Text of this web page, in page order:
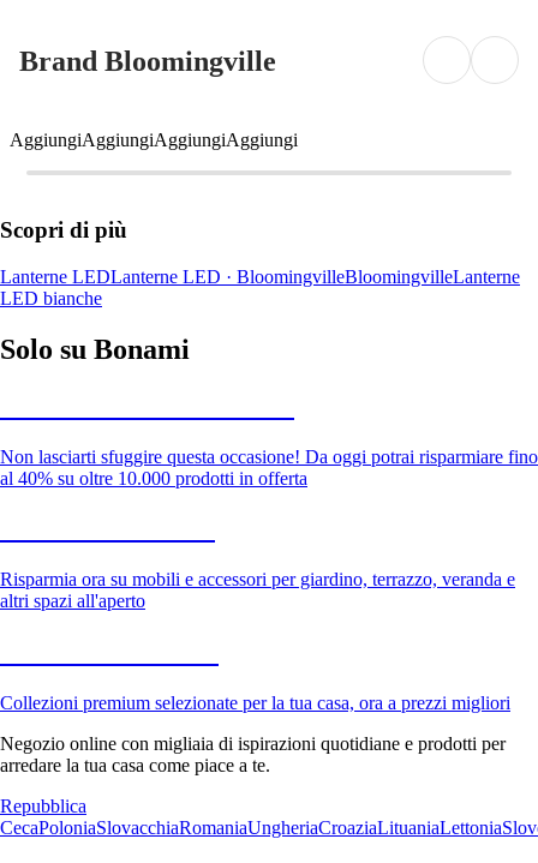
Brand Bloomingville
AggiungiAggiungiAggiungiAggiungi
Scopri di più
Lanterne LEDLanterne LED · BloomingvilleBloomingvilleLanterne
LED bianche
Solo su Bonami
Non lasciarti sfuggire questa occasione! Da oggi potrai risparmiare fino
al 40% su oltre 10.000 prodotti in offerta
Risparmia ora su mobili e accessori per giardino, terrazzo, veranda e
altri spazi all'aperto
Collezioni premium selezionate per la tua casa, ora a prezzi migliori
Negozio online con migliaia di ispirazioni quotidiane e prodotti per
arredare la tua casa come piace a te.
Repubblica
CecaPoloniaSlovacchiaRomaniaUngheriaCroaziaLituaniaLettonia